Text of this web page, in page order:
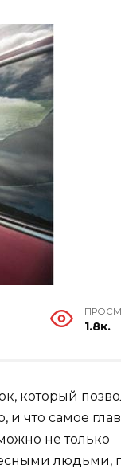
1.8к.
который
и что самое
не только
людьми,